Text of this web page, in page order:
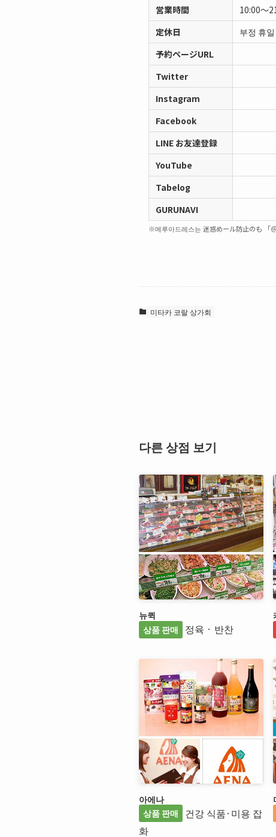
営業時間
10:00～
定休日
부정 휴
予約ページURL
Twitter
Instagram
Facebook
LINE お友達登録
YouTube
Tabelog
GURUNAVI
※메루아드레스는 迷惑めール防止のも 「
미타카 코랄 상가회
다른 상점 보기
뉴퀵
상품 판매
정육 · 반찬
아에나
상품 판매
건강 식품·미용 잡
화